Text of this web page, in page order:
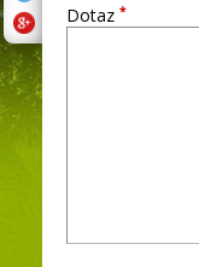
Dotaz *